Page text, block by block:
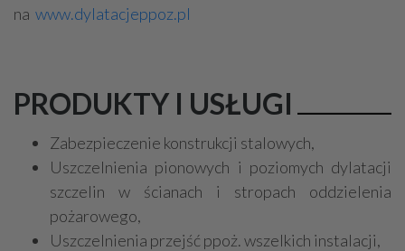
na www.dylatacjeppoz.pl
PRODUKTY I USŁUGI
Zabezpieczenie konstrukcji stalowych,
Uszczelnienia pionowych i poziomych dylatacji
szczelin w ścianach i stropach oddzielenia
pożarowego,
Uszczelnienia przejść ppoż. wszelkich instalacji,